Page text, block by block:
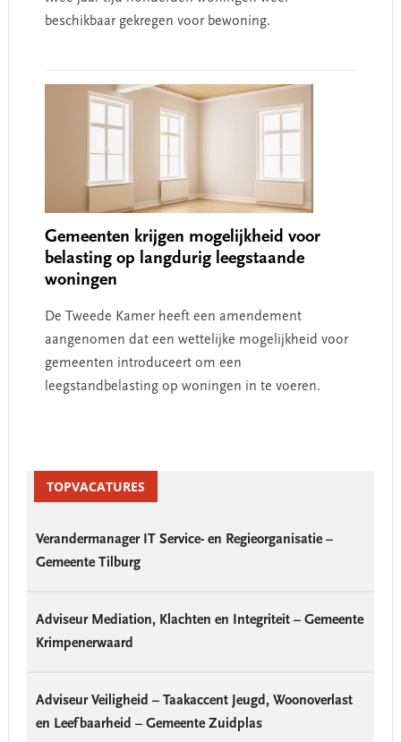
beschikbaar gekregen voor bewoning.
Gemeenten krijgen mogelijkheid voor
belasting op langdurig leegstaande
woningen
De Tweede Kamer heeft een amendement
aangenomen dat een wettelijke mogelijkheid voor
gemeenten introduceert om een
leegstandbelasting op woningen in te voeren.
SidebarTOPVACATURES
Verandermanager IT Service- en Regieorganisatie –
Gemeente Tilburg
Adviseur Mediation, Klachten en Integriteit – Gemeente
Krimpenerwaard
Adviseur Veiligheid – Taakaccent Jeugd, Woonoverlast
en Leefbaarheid – Gemeente Zuidplas